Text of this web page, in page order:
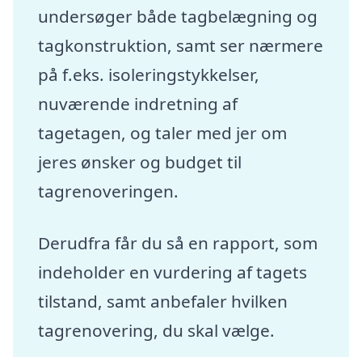
undersøger både tagbelægning og
tagkonstruktion, samt ser nærmere
på f.eks. isoleringstykkelser,
nuværende indretning af
tagetagen, og taler med jer om
jeres ønsker og budget til
tagrenoveringen.
Derudfra får du så en rapport, som
indeholder en vurdering af tagets
tilstand, samt anbefaler hvilken
tagrenovering, du skal vælge.